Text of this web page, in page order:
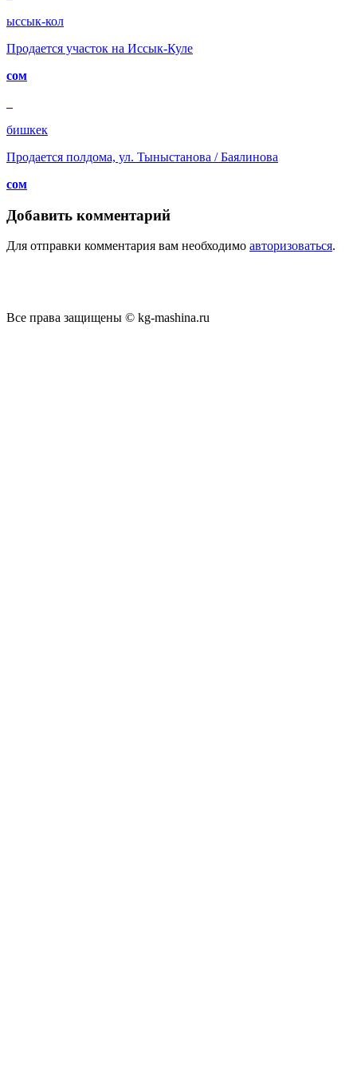
ыссык-кол
Продается участок на Иссык-Куле
сом
бишкек
Продается полдома, ул. Тыныстанова / Баялинова
сом
Добавить комментарий
Для отправки комментария вам необходимо авторизоваться.
Все права защищены © kg-mashina.ru